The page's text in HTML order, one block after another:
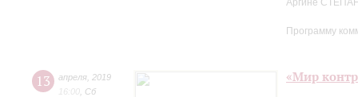
Аргине
Программу
13 апреля 2019
16:00 Сб
«Мир